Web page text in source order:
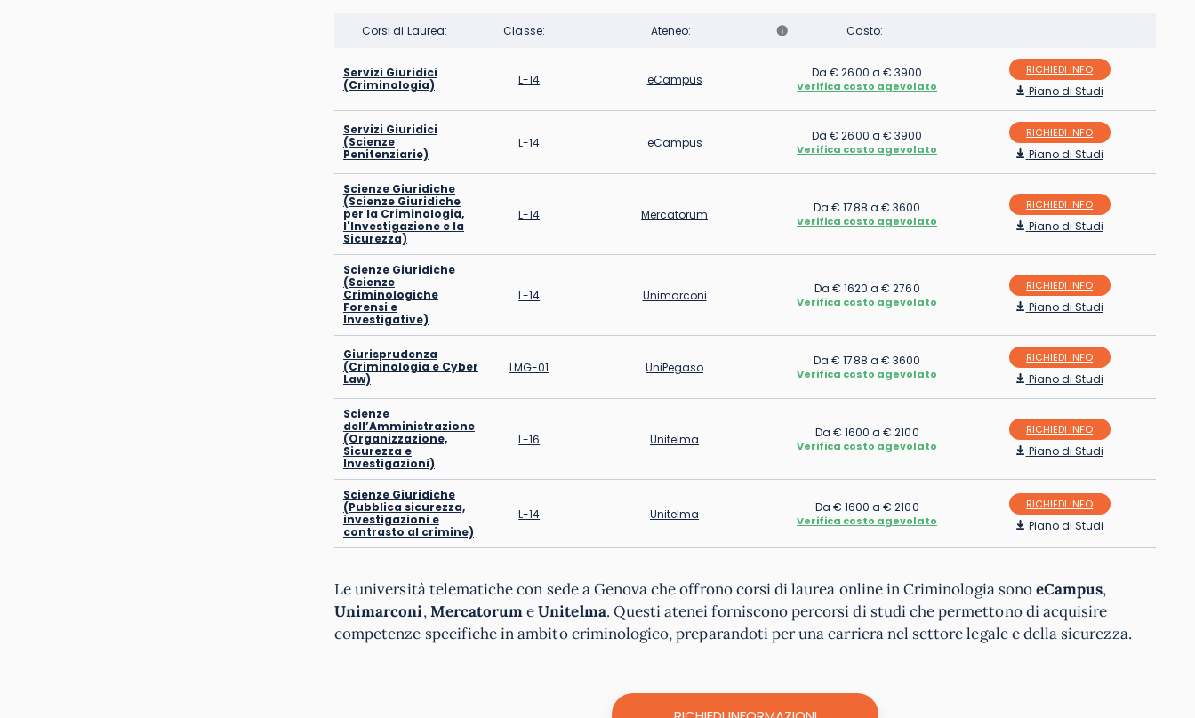
Corsi di Laurea: Classe: Ateneo: Costo:
Servizi Giuridici
(Criminologia)
L-14 eCampus Da € 2600 a € 3900
Verifica costo agevolato
RICHIEDI INFO
Piano di Studi
Servizi Giuridici
(Scienze
Penitenziarie)
L-14 eCampus Da € 2600 a € 3900
Verifica costo agevolato
RICHIEDI INFO
Piano di Studi
Scienze Giuridiche
(Scienze Giuridiche
per la Criminologia,
l'Investigazione e la
Sicurezza)
L-14 Mercatorum Da € 1788 a € 3600
Verifica costo agevolato
RICHIEDI INFO
Piano di Studi
Scienze Giuridiche
(Scienze
Criminologiche
Forensi e
Investigative)
L-14 Unimarconi Da € 1620 a € 2760
Verifica costo agevolato
RICHIEDI INFO
Piano di Studi
Giurisprudenza
(Criminologia e Cyber
Law)
LMG-01 UniPegaso Da € 1788 a € 3600
Verifica costo agevolato
RICHIEDI INFO
Piano di Studi
Scienze
dell’Amministrazione
(Organizzazione,
Sicurezza e
Investigazioni)
L-16 Unitelma Da € 1600 a € 2100
Verifica costo agevolato
RICHIEDI INFO
Piano di Studi
Scienze Giuridiche
(Pubblica sicurezza,
investigazioni e
contrasto al crimine)
L-14 Unitelma Da € 1600 a € 2100
Verifica costo agevolato
RICHIEDI INFO
Piano di Studi
Le università telematiche con sede a Genova che offrono corsi di laurea online in Criminologia sonoeCampus,
Unimarconi,MercatorumeUnitelma. Questi atenei forniscono percorsi di studi che permettono di acquisire
competenze specifiche in ambito criminologico, preparandoti per una carriera nel settore legale e della sicurezza.